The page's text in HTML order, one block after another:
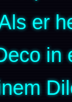
er
in